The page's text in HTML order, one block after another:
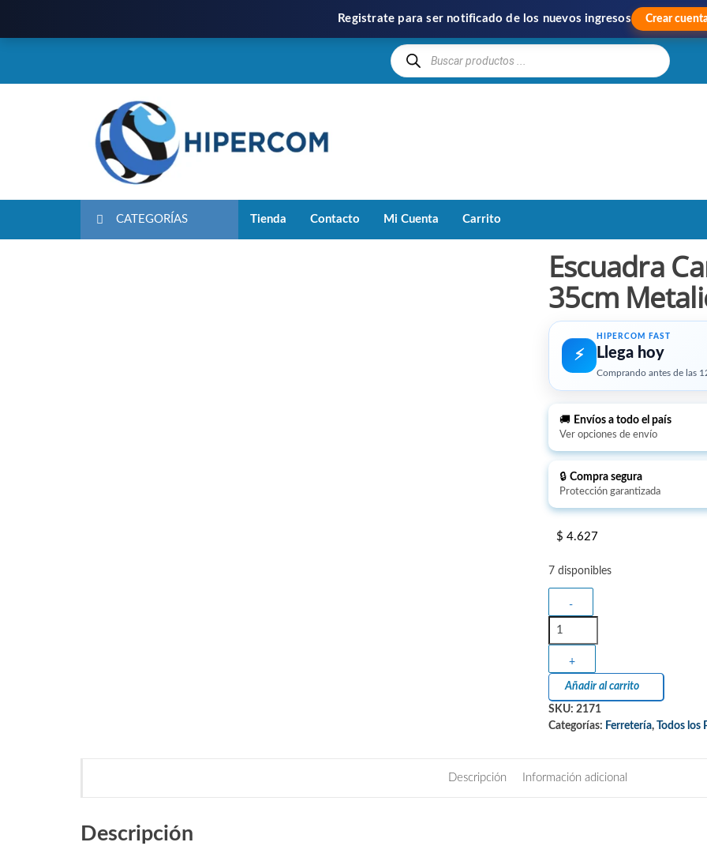
Registrate para ser notificado de los nuevos ingresos Crear
CATEGORÍAS Tienda Contacto Mi Cuenta Carrito
Escuadra
35cm
⚡︎
HIPERCOM FAST
Llega hoy
Comprando antes de las
🚚 Envíos a todo el país
Ver opciones de envío
🔒 Compra segura
Protección garantizada
$ 4.627
7 disponibles
-
+
Añadir al carrito
SKU: 2171
Categorías: Ferretería, Todos los
Descripción Información adicional
Descripción